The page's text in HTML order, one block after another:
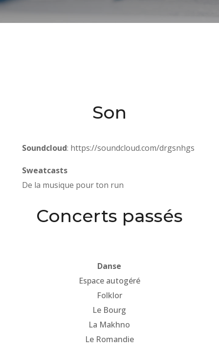
Son
Soundcloud: https://soundcloud.com/drgsnhgs
Sweatcasts
De la musique pour ton run
Concerts passés
Danse
Espace autogéré
Folklor
Le Bourg
La Makhno
Le Romandie